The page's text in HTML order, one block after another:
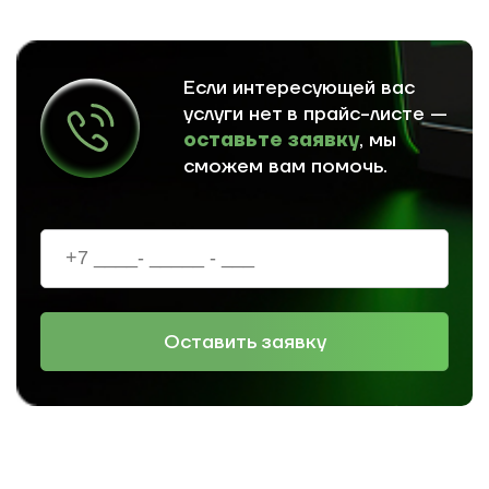
Если интересующей вас
услуги нет в прайс-листе —
оставьте заявку, мы
сможем вам помочь.
Оставить заявку